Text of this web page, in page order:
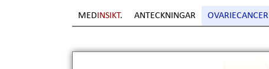
MED INSIKT. ANTECKNINGAR OVARIECANCER